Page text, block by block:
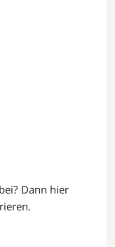
Dann hier